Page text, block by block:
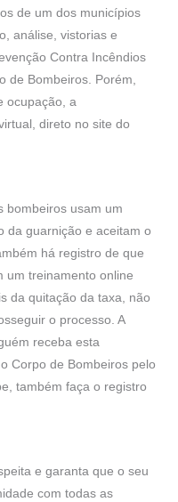
de um dos municípios
análise, vistorias e
Contra Incêndios
de Bombeiros. Porém,
ocupação, a
direto no site do
bombeiros usam um
da guarnição e aceitam o
há registro de que
um treinamento online
da quitação da taxa, não
o processo. A
receba esta
Corpo de Bombeiros pelo
também faça o registro
e garanta que o seu
com todas as